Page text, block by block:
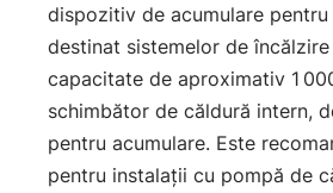
dispozitiv de acumulare
destinat sistemelor de
capacitate de aproximativ 1
schimbător de căldură intern,
pentru acumulare. Este
pentru instalaţii cu pompă de